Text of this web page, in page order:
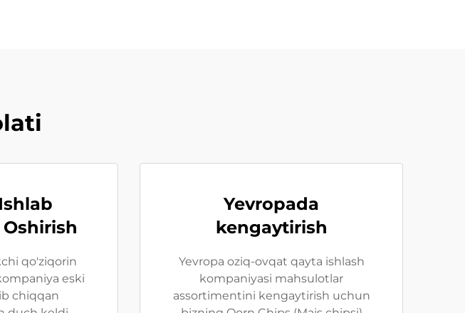
qo'ziqorin
eski
chiqqan
Yevropada
kengaytirish
Yevropa oziq-ovqat qayta ishlash
kompaniyasi mahsulotlar
assortimentini kengaytirish uchun